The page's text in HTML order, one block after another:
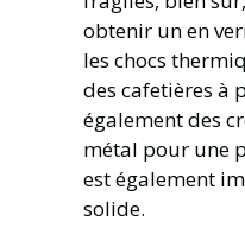
obtenir un en
les chocs
des cafetières à
également des
métal pour une
est également
solide.